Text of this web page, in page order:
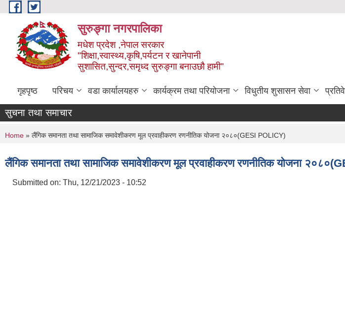
Skip to main content
सुरुङ्‍गा नगरपालिका
मधेश प्रदेश ,नेपाल सरकार
"शिक्षा,स्वास्थ्य,कृषि,पर्यटन र खानेपानी
सुशासित,सुन्दर,समृध्द सुरुङ्गा बनाउछौ हामी"
गृहपृष्ठ परिचय वडा कार्यालयहरु कार्यक्रम तथा परियोजना विधुतीय शुसासन सेवा
सुचना तथा समाचार
You are here
Home » लैंगिक समानता तथा सामाजिक समावेशीकरण मूल प्रवाहीकरण रणनीतिक योजना २०८०(GESI POLICY)
लैंगिक समानता तथा सामाजिक समावेशीकरण मूल प्रवाहीकरण रणनीतिक योजना
Submitted on: Thu, 12/21/2023 - 10:52